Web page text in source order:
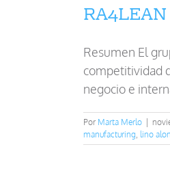
Resumen El
competitividad
negocio e
Por Marta Merlo
manufacturing, lino